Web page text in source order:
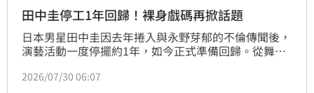
田中圭停工1年回歸！裸身戲碼再掀話題
日本男星田中圭因去年捲入與永野芽郁的不倫傳聞後，
演藝活動一度停擺約1年，如今正式準備回歸。從舞台
元素與泡湯裸身戲碼，外界關注他能否靠作品重新翻轉
2026/07/30 06:07